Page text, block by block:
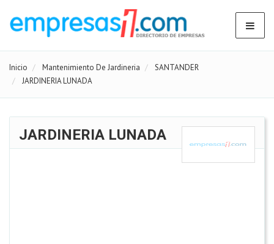
Inicio Mantenimiento De Jardineria
SANTANDER
JARDINERIA LUNADA
JARDINERIA LUNADA